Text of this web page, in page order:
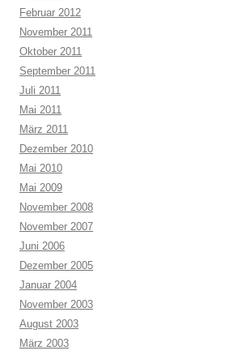
Februar 2012
November 2011
Oktober 2011
September 2011
Juli 2011
Mai 2011
März 2011
Dezember 2010
Mai 2010
Mai 2009
November 2008
November 2007
Juni 2006
Dezember 2005
Januar 2004
November 2003
August 2003
März 2003